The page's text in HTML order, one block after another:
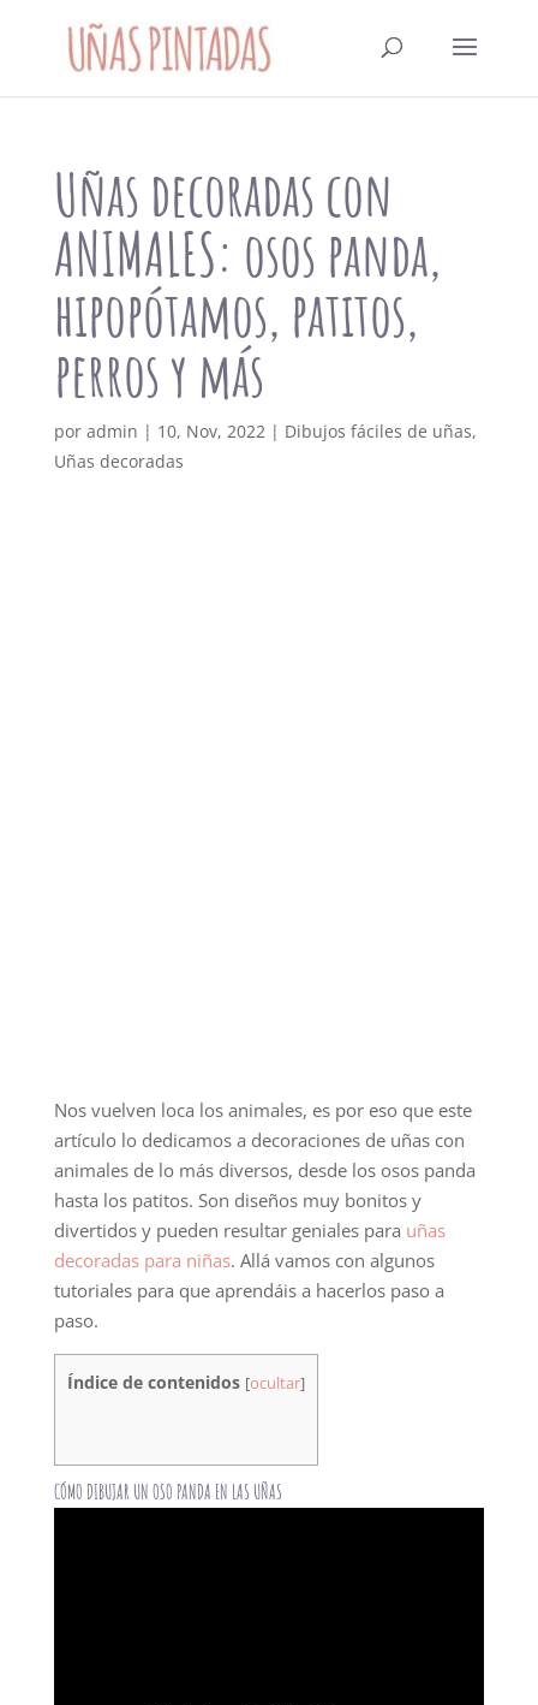
Uñas decoradas con
ANIMALES: osos panda,
hipopótamos, patitos,
perros y más
por admin | 10, Nov, 2022| Dibujos fáciles de uñas,
Uñas decoradas
Nos vuelven loca los animales, es por eso que este
artículo lo dedicamos a decoraciones de uñas con
animales de lo más diversos, desde los osos panda
hasta los patitos. Son diseños muy bonitos y
divertidos y pueden resultar geniales para uñas
decoradas para niñas. Allá vamos con algunos
tutoriales para que aprendáis a hacerlos paso a
paso.
Índice de contenidos [ocultar]
CÓMO DIBUJAR UN OSO PANDA EN LAS UÑAS